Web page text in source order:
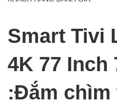
Smart Tivi
4K 77 Inch
:Đắm chìm